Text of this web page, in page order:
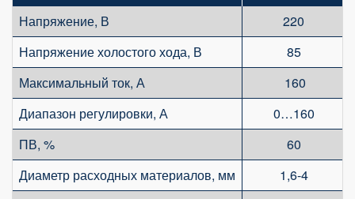
Напряжение, В
220
Напряжение холостого хода, В
85
Максимальный ток, А
160
Диапазон регулировки, А
0…160
ПВ, %
60
Диаметр расходных материалов, мм
1,6-4